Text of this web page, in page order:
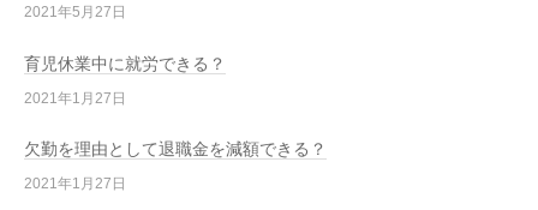
2021年5月27日
育児休業中に就労できる？
2021年1月27日
欠勤を理由として退職金を減額できる？
2021年1月27日